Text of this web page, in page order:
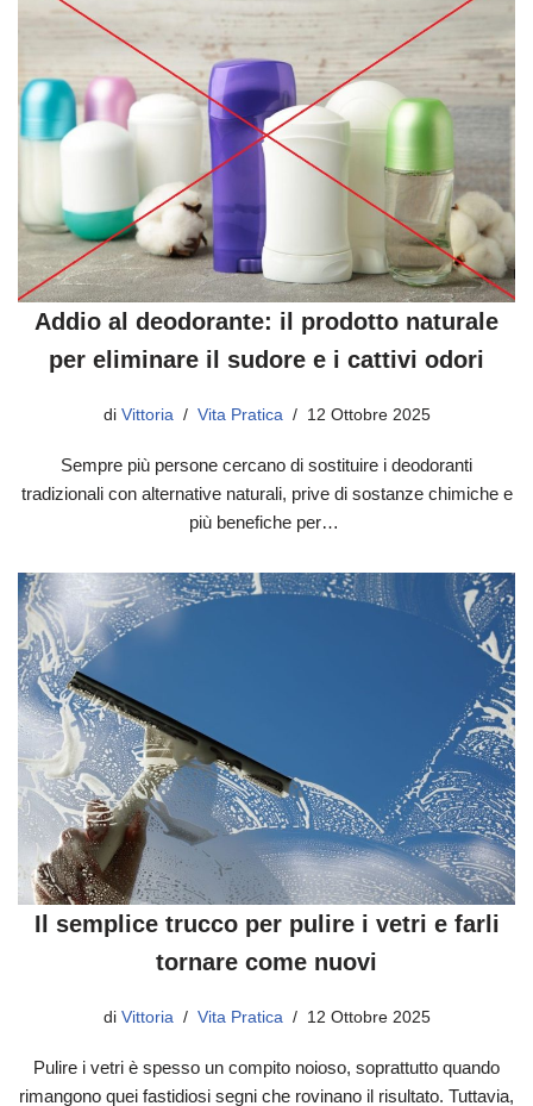
Addio al deodorante: il prodotto naturale
per eliminare il sudore e i cattivi odori
di Vittoria Vita Pratica 12 Ottobre 2025
Sempre più persone cercano di sostituire i deodoranti
tradizionali con alternative naturali, prive di sostanze chimiche e
più benefiche per…
Il semplice trucco per pulire i vetri e farli
tornare come nuovi
di Vittoria Vita Pratica 12 Ottobre 2025
Pulire i vetri è spesso un compito noioso, soprattutto quando
rimangono quei fastidiosi segni che rovinano il risultato. Tuttavia,